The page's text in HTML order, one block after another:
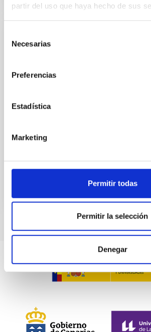
partir del uso que haya hecho de sus
Necesarias
Preferencias
Estadística
Marketing
Permitir todas
Permitir la selección
Denegar
Difusión de las capacidades
tecnológicas e impacto socio-
las capacidades científico
fomento de estas capacidades en
centro, a través de sus actividades